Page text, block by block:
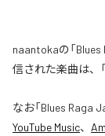
naantokaの「
信された楽曲は、
なお「Blues Raga
YouTube Music、